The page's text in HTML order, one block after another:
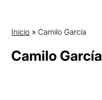
Inicio » Camilo García
Camilo García